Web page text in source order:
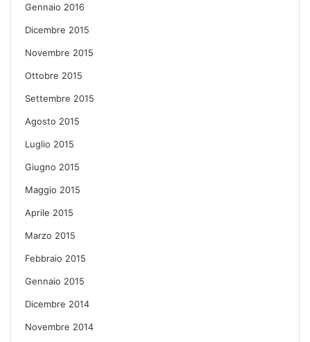
Gennaio 2016
Dicembre 2015
Novembre 2015
Ottobre 2015
Settembre 2015
Agosto 2015
Luglio 2015
Giugno 2015
Maggio 2015
Aprile 2015
Marzo 2015
Febbraio 2015
Gennaio 2015
Dicembre 2014
Novembre 2014